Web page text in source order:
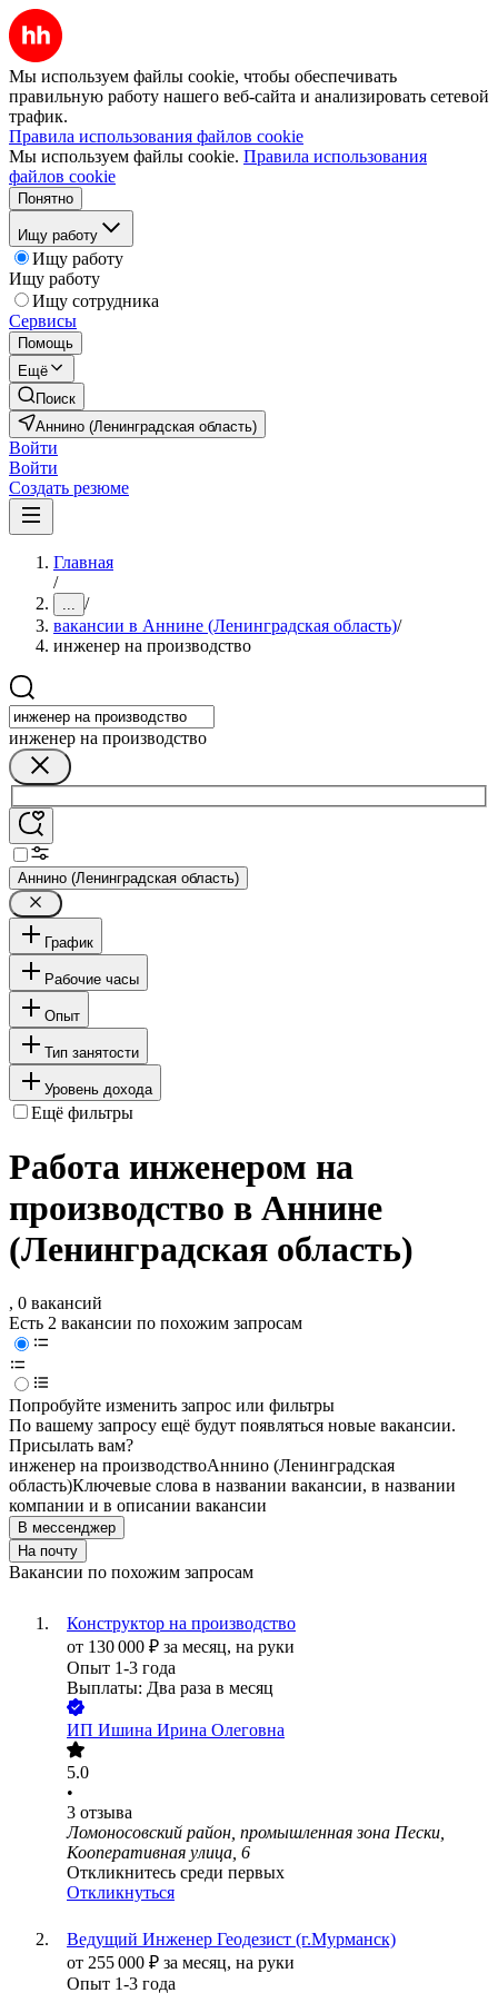
Мы используем файлы cookie, чтобы обеспечивать
правильную работу нашего веб-сайта и анализировать сетевой
трафик.
Правила использования файлов cookie
Мы используем файлы cookie. Правила использования
файлов cookie
Понятно
Ищу работу
Ищу работу
Ищу работу
Ищу сотрудника
Сервисы
Помощь
Ещё
Поиск
Аннино (Ленинградская область)
Войти
Войти
Создать резюме
Главная
/
... /
вакансии в Аннине (Ленинградская область)/
инженер на производство
инженер на производство
Аннино (Ленинградская область)
График
Рабочие часы
Опыт
Тип занятости
Уровень дохода
Ещё фильтры
Работа инженером на
производство в Аннине
(Ленинградская область)
, 0 вакансий
Есть 2 вакансии по похожим запросам
Попробуйте изменить запрос или фильтры
По вашему запросу ещё будут появляться новые вакансии.
Присылать вам?
инженер на производствоАннино (Ленинградская
область)Ключевые слова в названии вакансии, в названии
компании и в описании вакансии
В мессенджер
На почту
Вакансии по похожим запросам
Конструктор на производство
от 130 000 ₽ за месяц, на руки
Опыт 1-3 года
Выплаты: Два раза в месяц
ИП Ишина Ирина Олеговна
5.0
•
3 отзыва
Ломоносовский район, промышленная зона Пески,
Кооперативная улица, 6
Откликнитесь среди первых
Откликнуться
Ведущий Инженер Геодезист (г.Мурманск)
от 255 000 ₽ за месяц, на руки
Опыт 1-3 года